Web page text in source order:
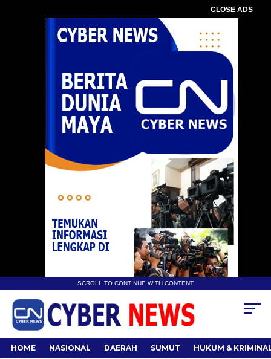
CLOSE ADS
SCROLL TO CONTINUE WITH CONTENT
HOME NASIONAL DAERAH SUMUT HUKUM &